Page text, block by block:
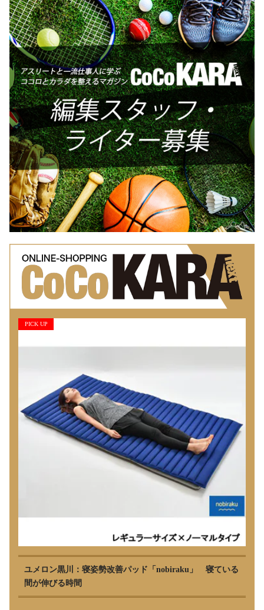
PICK UP
ユメロン黒川：寝姿勢改善パッド「nobiraku」 寝ている
間が伸びる時間